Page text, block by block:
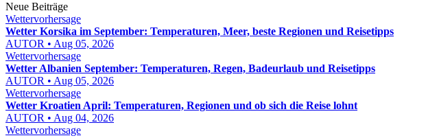
Neue Beiträge
Wettervorhersage
Wetter Korsika im September: Temperaturen, Meer, beste Regionen und Reisetipps
AUTOR • Aug 05, 2026
Wettervorhersage
Wetter Albanien September: Temperaturen, Regen, Badeurlaub und Reisetipps
AUTOR • Aug 05, 2026
Wettervorhersage
Wetter Kroatien April: Temperaturen, Regionen und ob sich die Reise lohnt
AUTOR • Aug 04, 2026
Wettervorhersage